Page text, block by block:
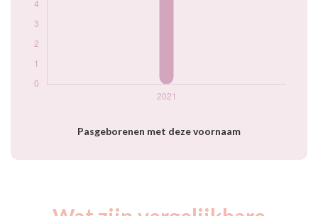
Pasgeborenen met deze voornaam